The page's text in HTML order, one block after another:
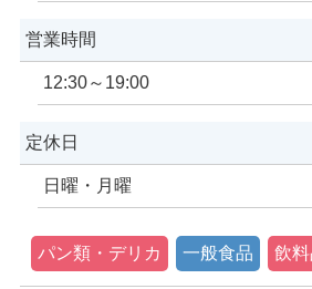
営業時間
12:30～19:00
定休日
日曜・月曜
パン類・デリカ 一般食品 飲